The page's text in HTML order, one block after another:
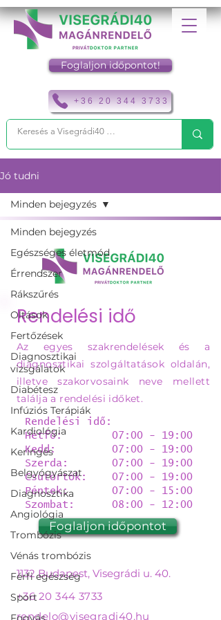
+36 20 344 3733
Foglaljon időpontot!
Jó tudni
Minden bejegyzés
Egészséges életmód
Érrendszer
Rákszűrés
Oltások
Fertőzések
Diagnosztikai
vizsgálatok
Diabétesz
Infúziós Terápiák
Kardiológia
Keringés
Belgyógyászat
Diagnosztika
Angiológia
Trombózis
Vénás trombózis
Férfi egészség
Sport
Minden bejegyzés
Rendelési idő
Az egyes szakrendelések és a
diagnosztikai szolgáltatások oldalán,
illetve szakorvosaink neve mellett
találja a rendelési időket.
Rendelési idő:
Hétfő: 07:00 - 19:00
Kedd: 07:00 - 19:00
Szerda: 07:00 - 19:00
Csütörtök: 07:00 - 19:00
Péntek: 07:00 - 15:00
Szombat: 08:00 - 12:00
Foglaljon időpontot
1132 Budapest, Visegrádi u. 40.
+36 20 344 3733
rendelo@visegradi40.hu